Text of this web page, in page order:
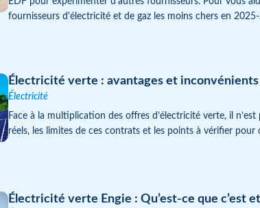
fournisseurs d'électricité et de gaz les moins chers en
Électricité verte : avantages et
Électricité
Face à la multiplication des offres d’électricité verte, il
réels, les limites de ces contrats et les points à vérifier
Électricité verte Engie : Qu’est-ce que c’est